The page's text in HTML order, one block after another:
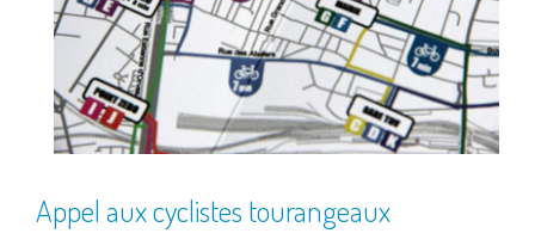
Appel aux cyclistes tourangeaux